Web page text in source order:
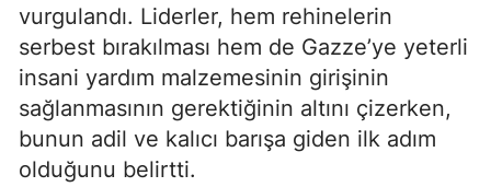
vurgulandı. Liderler, hem rehinelerin
serbest bırakılması hem de Gazze’ye yeterli
insani yardım malzemesinin girişinin
sağlanmasının gerektiğinin altını çizerken,
bunun adil ve kalıcı barışa giden ilk adım
olduğunu belirtti.